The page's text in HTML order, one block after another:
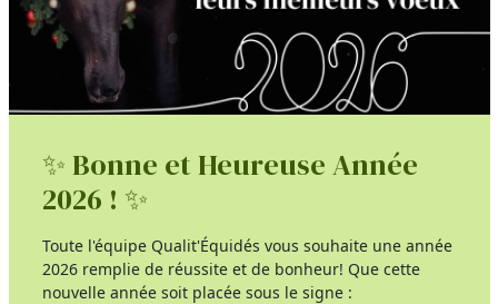
✨ Bonne et Heureuse Année
2026 ! ✨
Toute l'équipe Qualit'Équidés vous souhaite une année
2026 remplie de réussite et de bonheur! Que cette
nouvelle année soit placée sous le signe :